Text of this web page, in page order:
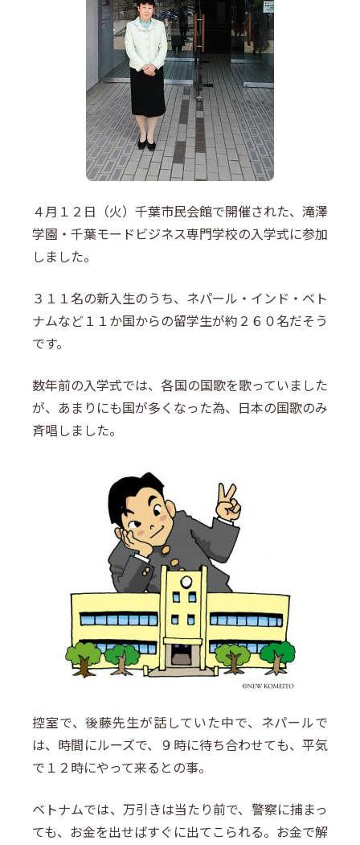
４月１２日（火）千葉市民会館で開催された、滝澤
学園・千葉モードビジネス専門学校の入学式に参加
しました。
３１１名の新入生のうち、ネパール・インド・ベト
ナムなど１１か国からの留学生が約２６０名だそう
です。
数年前の入学式では、各国の国歌を歌っていました
が、あまりにも国が多くなった為、日本の国歌のみ
斉唱しました。
控室で、後藤先生が話していた中で、ネパールで
は、時間にルーズで、９時に待ち合わせても、平気
で１２時にやって来るとの事。
ベトナムでは、万引きは当たり前で、警察に捕まっ
ても、お金を出せばすぐに出てこられる。お金で解